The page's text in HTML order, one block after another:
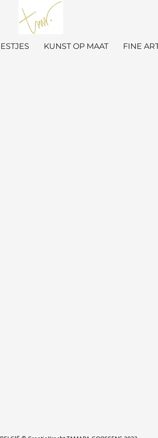
KUNST OP MAAT FINE